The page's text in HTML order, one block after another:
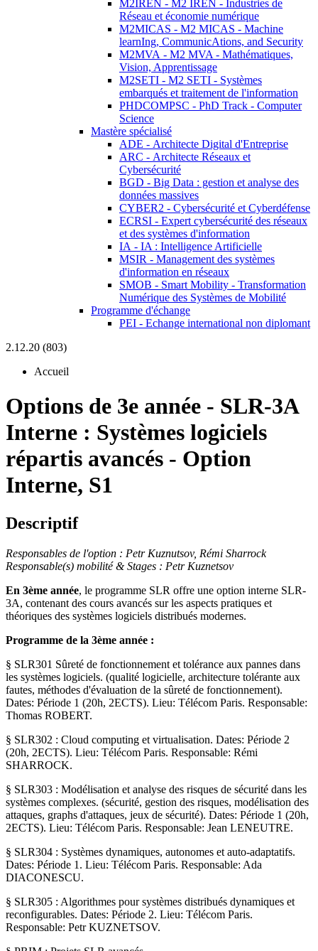
M2IREN - M2 IREN - Industries de
Réseau et économie numérique
M2MICAS - M2 MICAS - Machine
learnIng, CommunicAtions, and Security
M2MVA - M2 MVA - Mathématiques,
Vision, Apprentissage
M2SETI - M2 SETI - Systèmes
embarqués et traitement de l'information
PHDCOMPSC - PhD Track - Computer
Science
Mastère spécialisé
ADE - Architecte Digital d'Entreprise
ARC - Architecte Réseaux et
Cybersécurité
BGD - Big Data : gestion et analyse des
données massives
CYBER2 - Cybersécurité et Cyberdéfense
ECRSI - Expert cybersécurité des réseaux
et des systèmes d'information
IA - IA : Intelligence Artificielle
MSIR - Management des systèmes
d'information en réseaux
SMOB - Smart Mobility - Transformation
Numérique des Systèmes de Mobilité
Programme d'échange
PEI - Echange international non diplomant
2.12.20 (803)
Accueil
Options de 3e année - SLR-3A
Interne : Systèmes logiciels
répartis avancés - Option
Interne, S1
Descriptif
Responsables de l'option : Petr Kuznutsov, Rémi Sharrock
Responsable(s) mobilité & Stages : Petr Kuznetsov
En 3ème année, le programme SLR offre une option interne SLR-
3A, contenant des cours avancés sur les aspects pratiques et
théoriques des systèmes logiciels distribués modernes.
Programme de la 3ème année :
§ SLR301 Sûreté de fonctionnement et tolérance aux pannes dans
les systèmes logiciels. (qualité logicielle, architecture tolérante aux
fautes, méthodes d'évaluation de la sûreté de fonctionnement).
Dates: Période 1 (20h, 2ECTS). Lieu: Télécom Paris. Responsable:
Thomas ROBERT.
§ SLR302 : Cloud computing et virtualisation. Dates: Période 2
(20h, 2ECTS). Lieu: Télécom Paris. Responsable: Rémi
SHARROCK.
§ SLR303 : Modélisation et analyse des risques de sécurité dans les
systèmes complexes. (sécurité, gestion des risques, modélisation des
attaques, graphs d'attaques, jeux de sécurité). Dates: Période 1 (20h,
2ECTS). Lieu: Télécom Paris. Responsable: Jean LENEUTRE.
§ SLR304 : Systèmes dynamiques, autonomes et auto-adaptatifs.
Dates: Période 1. Lieu: Télécom Paris. Responsable: Ada
DIACONESCU.
§ SLR305 : Algorithmes pour systèmes distribués dynamiques et
reconfigurables. Dates: Période 2. Lieu: Télécom Paris.
Responsable: Petr KUZNETSOV.